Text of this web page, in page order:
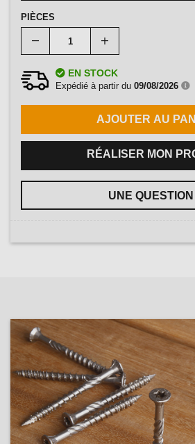
PIÈCES
EN STOCK
Expédié à partir du 09/08/2026
AJOUTER AU
RÉALISER MON
UNE